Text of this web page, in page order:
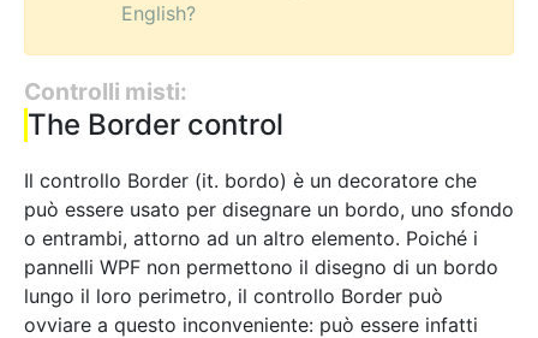
English?
Controlli misti:
The Border control
Il controllo Border (it. bordo) è un decoratore che
può essere usato per disegnare un bordo, uno sfondo
o entrambi, attorno ad un altro elemento. Poiché i
pannelli WPF non permettono il disegno di un bordo
lungo il loro perimetro, il controllo Border può
ovviare a questo inconveniente: può essere infatti